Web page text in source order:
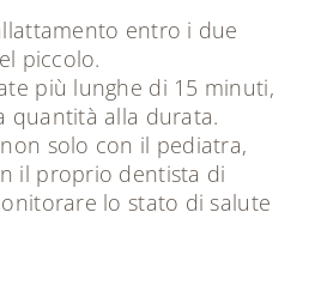
entro i due
piccolo.
più lunghe di 15 minuti,
quantità alla durata.
solo con il pediatra,
il proprio dentista di
lo stato di salute